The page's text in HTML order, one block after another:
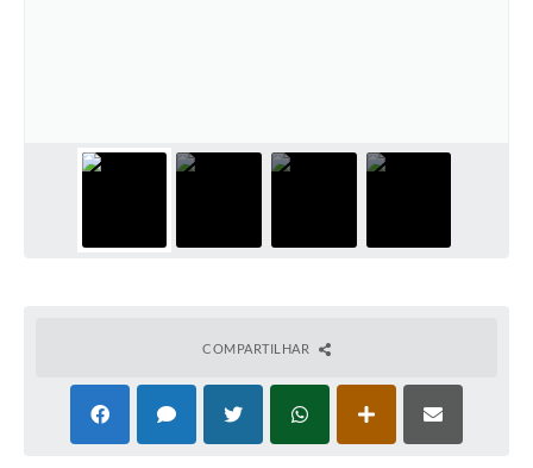
COMPARTILHAR